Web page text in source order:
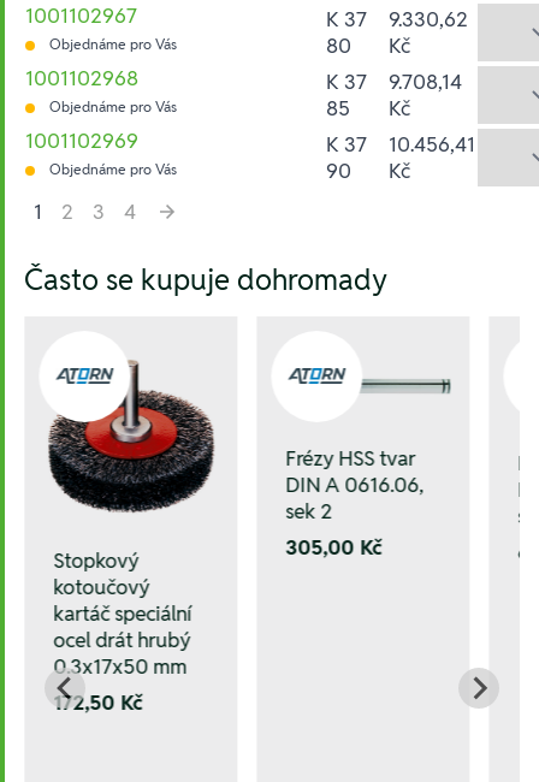
1001102967
Objednáme pro Vás
K 37
80
9.330,62
Kč
1001102968
Objednáme pro Vás
K 37
85
9.708,14
Kč
1001102969
Objednáme pro Vás
K 37
90
10.456,41
Kč
1
2 3
4
Často se kupuje dohromady
Stopkový
kotoučový
kartáč speciální
ocel drát hrubý
0.3x17x50 mm
172,50 Kč
Frézy HSS tvar
DIN A 0616.06,
sek 2
305,00 Kč